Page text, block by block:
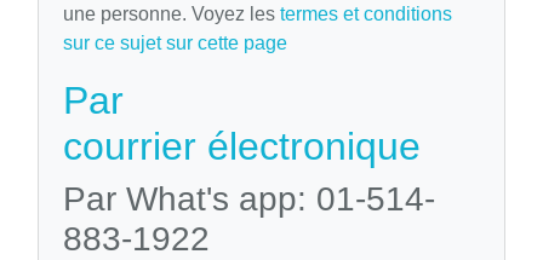
une personne. Voyez les termes et conditions
sur ce sujet sur cette page
Par
courrier électronique
Par What's app: 01-514-
883-1922